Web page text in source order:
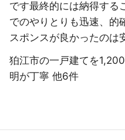
です最終的には納得する
でのやりとりも迅速、的
スポンスが良かったのは
狛江市の一戸建てを
明が丁寧 他6件